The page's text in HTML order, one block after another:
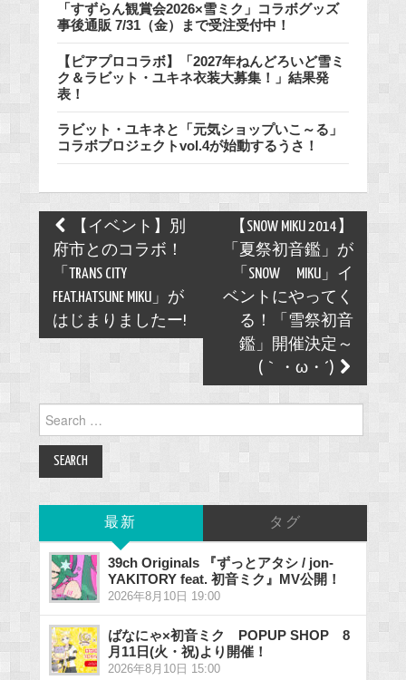
「すずらん観賞会2026×雪ミク」コラボグッズ
事後通販 7/31（金）まで受注受付中！
【ピアプロコラボ】「2027年ねんどろいど雪ミ
ク＆ラビット・ユキネ衣装大募集！」結果発
表！
ラビット・ユキネと「元気ショップいこ～る」
コラボプロジェクトvol.4が始動するうさ！
Post
navigation
【イベント】別
府市とのコラボ！
「TRANS CITY
FEAT.HATSUNE MIKU」が
はじまりましたー!
【SNOW MIKU 2014】
「夏祭初音鑑」が
「SNOW MIKU」イ
ベントにやってく
る！「雪祭初音
鑑」開催決定～
(｀・ω・´)
for:
最新 タグ
39ch Originals 『ずっとアタシ / jon-
YAKITORY feat. 初音ミク』MV公開！
2026年8月10日 19:00
ばなにゃ×初音ミク POPUP SHOP 8
月11日(火・祝)より開催！
2026年8月10日 15:00